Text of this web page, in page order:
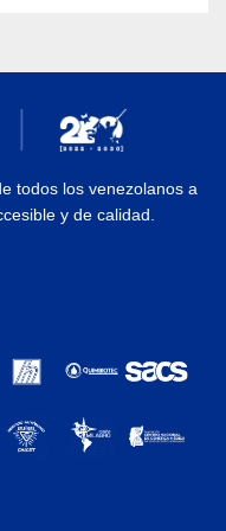
todos los venezolanos a
y de calidad.